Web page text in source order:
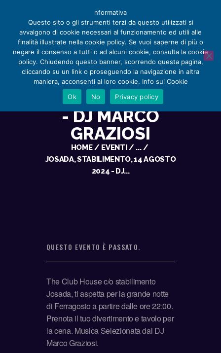
JOSADA,
STABILIMENTO,
14 AGOSTO 2024
- DJ MARCO
GRAZIOSI
HOME EVENTI
...
JOSADA, STABILIMENTO, 14 AGOSTO
2024 - DJ...
HOME
CHI SIAMO
APPUNTAMENTI
SERVIZI
RECENSIONI E NOTIZIE
STORE
CONTACT
QUESTO EVENTO È PASSATO.
The Club House c/o stabilimento
Josada, ti aspetta per la grande notte
di Ferragosto a partire dalle ore 22:00.
Prenota il tuo divertimento e tavolo per
la cena. Musica Selezionata dal DJ
Marco Graziosi.
nformativa
Questo sito o gli strumenti terzi da questo utilizzati si
avvalgono di cookie necessari al funzionamento ed utili alle
finalità illustrate nella cookie policy. Se vuoi saperne di più o
negare il consenso a tutti o ad alcuni cookie, consulta la cookie
policy. Chiudendo questo banner, scorrendo questa pagina,
cliccando su un link o proseguendo la navigazione in altra
maniera, acconsenti al loro cookie. Info sui Cookie
Ok
No Privacy policy